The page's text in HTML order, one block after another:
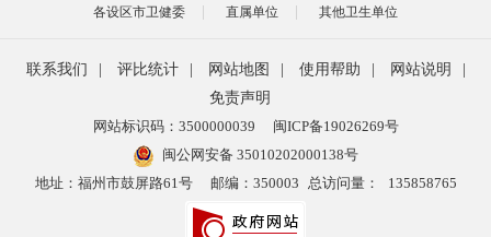
各设区市卫健委
直属单位 其他卫生单位
联系我们 评比统计 网站地图 使用帮助 网站说明
免责声明
网站标识码：3500000039
闽ICP备19026269号
闽公网安备 35010202000138号
地址：福州市鼓屏路61号
邮编：350003 总访问量： 135858765